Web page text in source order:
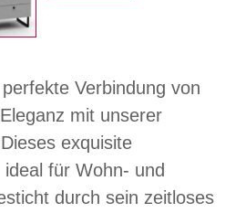
Verbindung von
mit unserer
exquisite
für Wohn- und
durch sein zeitloses